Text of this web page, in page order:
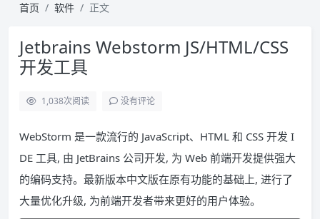
首页 软件 正文
Jetbrains Webstorm JS/HTML/CSS
开发工具
1,038次阅读 没有评论
WebStorm 是一款流行的 JavaScript、HTML 和 CSS 开发 I
DE 工具, 由 JetBrains 公司开发, 为 Web 前端开发提供强大
的编码支持。最新版本中文版在原有功能的基础上, 进行了
大量优化升级, 为前端开发者带来更好的用户体验。